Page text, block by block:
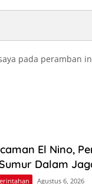
pada peramban
El Nino,
Dalam
Agustus 6, 2026